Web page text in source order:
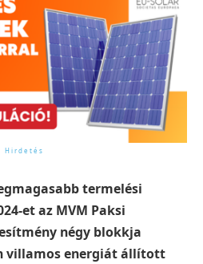
termelési
et az MVM Paksi
négy blokkja
villamos energiát állított